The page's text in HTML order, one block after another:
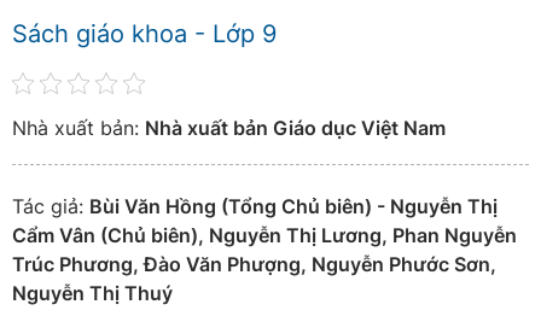
Sách giáo khoa - Lớp 9
Nhà xuất bản: Nhà xuất bản Giáo dục Việt Nam
Tác giả: Bùi Văn Hồng (Tổng Chủ biên) - Nguyễn Thị
Cẩm Vân (Chủ biên), Nguyễn Thị Lương, Phan Nguyễn
Trúc Phương, Đào Văn Phượng, Nguyễn Phước Sơn,
Nguyễn Thị Thuý